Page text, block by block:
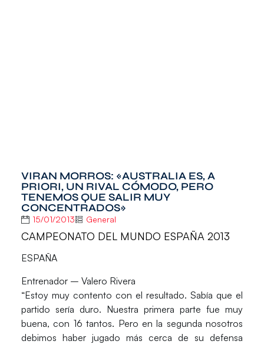
VIRAN MORROS: «AUSTRALIA ES, A
PRIORI, UN RIVAL CÓMODO, PERO
TENEMOS QUE SALIR MUY
CONCENTRADOS»
15/01/2013 General
CAMPEONATO DEL MUNDO ESPAÑA 2013
ESPAÑA
Entrenador – Valero Rivera
“Estoy muy contento con el resultado. Sabía que el
partido sería duro. Nuestra primera parte fue muy
buena, con 16 tantos. Pero en la segunda nosotros
debimos haber jugado más cerca de su defensa